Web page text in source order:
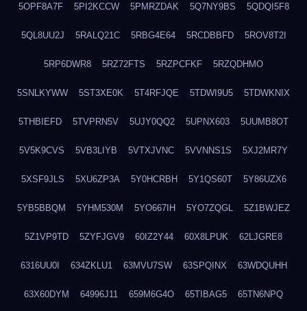
5OPF8A7F 5PI2KCCW 5PMRZDAK 5Q7NY9BS 5QDQI5F8
5QL8UU2J 5RALQ21C 5RBG4E64 5RCDBBFD 5ROV8T2I
5RP6DWR8 5RZ72FTS 5RZPCFKF 5RZQDHMO
5SNLKYWW 5ST3XE0K 5T4RFJQE 5TDWI9U5 5TDWKNIX
5THBIEFD 5TVPRN5V 5UJY0QQ2 5UPNX603 5UUMB8OT
5V5K9CVS 5VB3LIYB 5VTXJVNC 5VVNNS1S 5XJ2MR7Y
5XSF9JLS 5XU6ZP3A 5Y0HCRBH 5Y1QS60T 5Y86UZX6
5YB5BBQM 5YHM530M 5YO667IH 5YO7ZQGL 5Z1BWJEZ
5Z1VP9TD 5ZYFJGV9 60IZ2Y44 60X8LPUK 62LJGRE8
6316UU0I 634ZKLU1 63MVU7SW 63SPQINX 63WDQUHH
63X60DYM 64996J11 659M6G4O 65TIBAG5 65TN6NPQ